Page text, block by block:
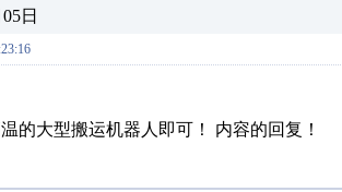
日
的大型搬运机器人即可！ 内容的回复！